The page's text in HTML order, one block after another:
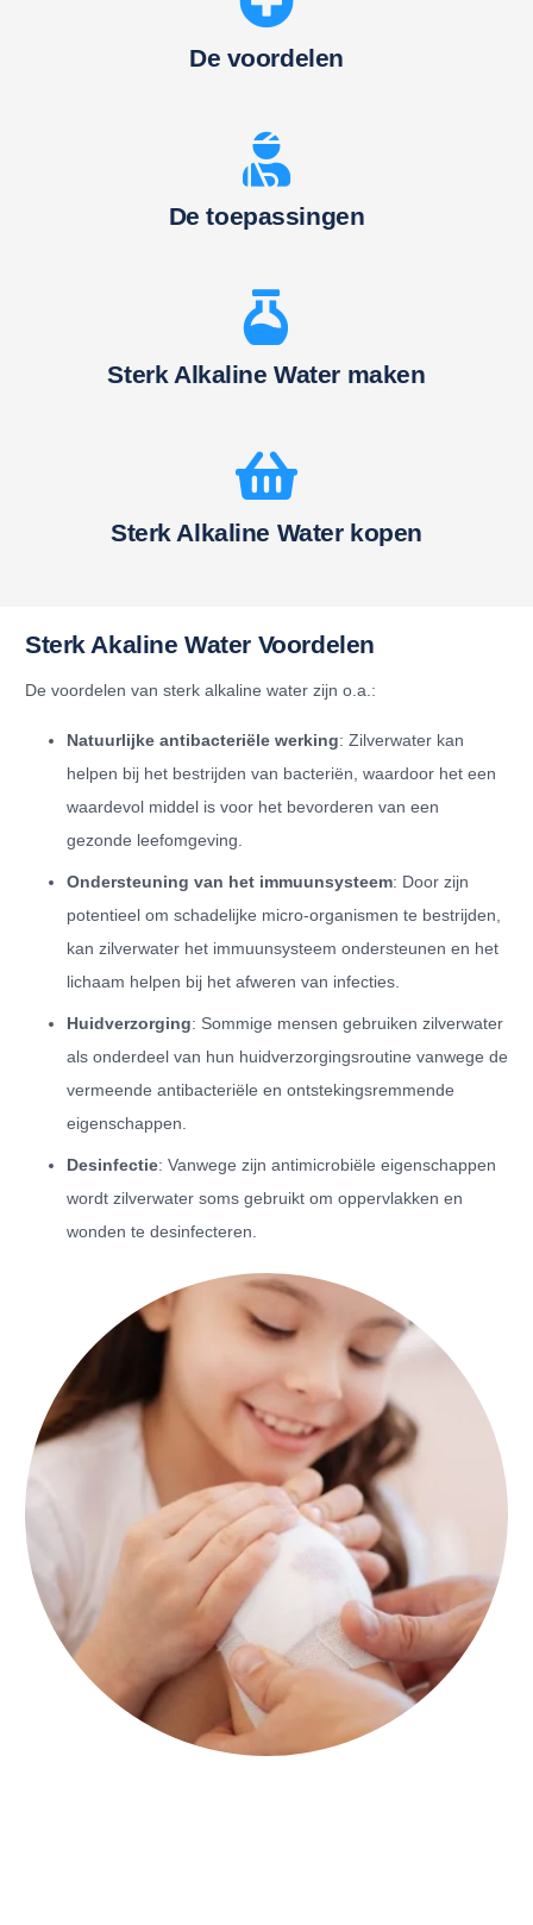
De voordelen
De toepassingen
Sterk Alkaline Water maken
Sterk Alkaline Water kopen
Sterk Akaline Water Voordelen
De voordelen van sterk alkaline water zijn o.a.:
Natuurlijke antibacteriële werking: Zilverwater kan
helpen bij het bestrijden van bacteriën, waardoor het een
waardevol middel is voor het bevorderen van een
gezonde leefomgeving.
Ondersteuning van het immuunsysteem: Door zijn
potentieel om schadelijke micro-organismen te bestrijden,
kan zilverwater het immuunsysteem ondersteunen en het
lichaam helpen bij het afweren van infecties.
Huidverzorging: Sommige mensen gebruiken zilverwater
als onderdeel van hun huidverzorgingsroutine vanwege de
vermeende antibacteriële en ontstekingsremmende
eigenschappen.
Desinfectie: Vanwege zijn antimicrobiële eigenschappen
wordt zilverwater soms gebruikt om oppervlakken en
wonden te desinfecteren.